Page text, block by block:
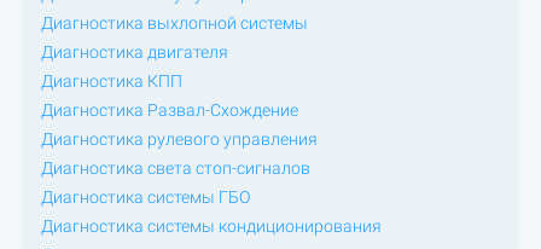
Диагностика выхлопной системы
Диагностика двигателя
Диагностика КПП
Диагностика Развал-Схождение
Диагностика рулевого управления
Диагностика света стоп-сигналов
Диагностика системы ГБО
Диагностика системы кондиционирования